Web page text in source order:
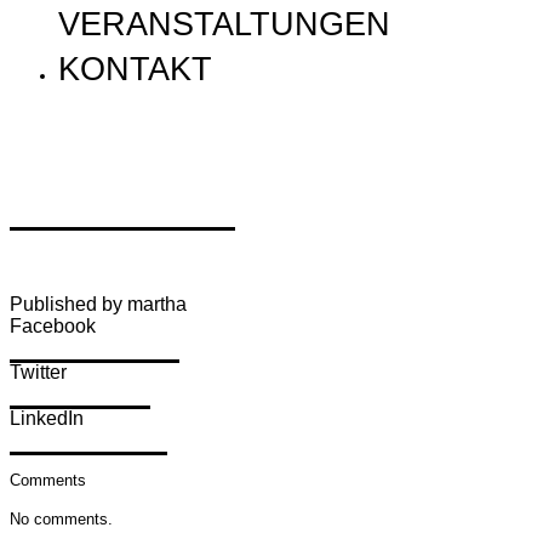
VERANSTALTUNGEN
KONTAKT
Published by martha
Facebook
Twitter
LinkedIn
Comments
No comments.